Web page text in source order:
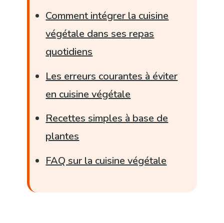
Comment intégrer la cuisine
végétale dans ses repas
quotidiens
Les erreurs courantes à éviter
en cuisine végétale
Recettes simples à base de
plantes
FAQ sur la cuisine végétale